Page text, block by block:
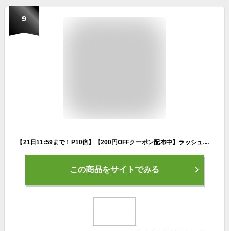
9
【21日11:59まで！P10倍】【200円OFFクーポン配布中】ラッシュガード トレンカ レギンス レディース HeleiWaho ヘレイワホ マリンカ スイムトレンカ UPF50+ 足 UVカット 大きいサイズ サーフパンツ ボードショーツ 水着 接触冷感 冷感 シュノーケリング 海 プール
この商品をサイトでみる